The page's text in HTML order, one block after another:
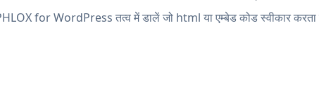
for WordPress तत्व में डालें जो html या एम्बेड कोड स्वीकार